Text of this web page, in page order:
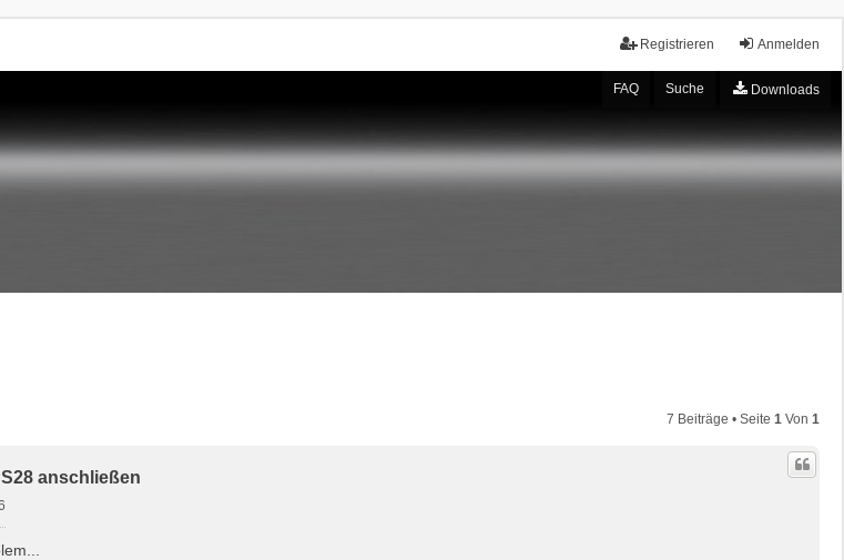
Anmelden
Registrieren
FAQ Suche Downloads
7 Beiträge • Seite 1 Von 1
anschließen